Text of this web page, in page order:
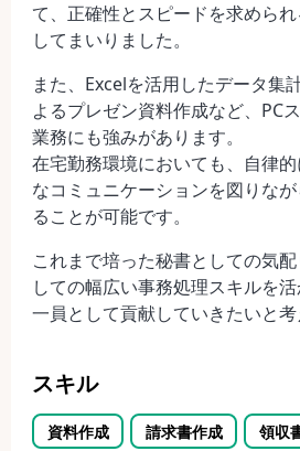
て、正確性とスピードを求めら
してまいりました。
また、Excelを活用したデータ集
よるプレゼン資料作成など、PC
業務にも強みがあります。
在宅勤務環境においても、自律
なコミュニケーションを図りな
ることが可能です。
これまで培った秘書としての気
しての幅広い事務処理スキルを
一員として貢献していきたいと考
スキル
資料作成 請求書作成 領収